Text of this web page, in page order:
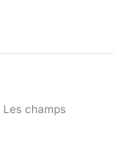
Les champs